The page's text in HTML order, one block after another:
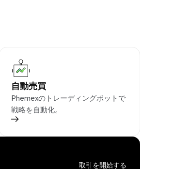
自動売買
Phemexのトレーディングボットで
戦略を自動化。
取引を開始する